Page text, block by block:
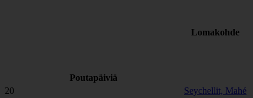
Poutapäiviä
Lomakohde
20
Seychellit, Mahé